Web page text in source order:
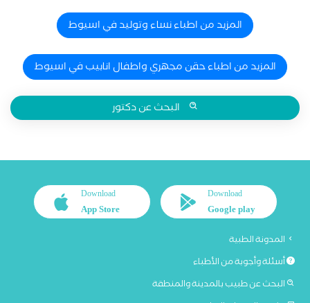
المزيد من اطباء نساء وتوليد في اسيوط
المزيد من اطباء حقن مجهري واطفال انابيب في اسيوط
البحث عن دكتور
Download
Google play
Download
App Store
المدونة الطبية
أسئلة وأجوبة من الأطباء
البحث عن طبيب بالمدينة والمنطقة